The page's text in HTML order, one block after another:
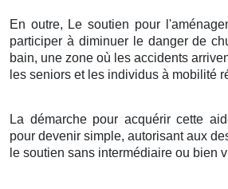
En outre, Le soutien pour
participer à diminuer le danger de
bain, une zone où les accidents
les seniors et les individus à mobilité
La démarche pour acquérir cette
pour devenir simple, autorisant aux
le soutien sans intermédiaire ou bien